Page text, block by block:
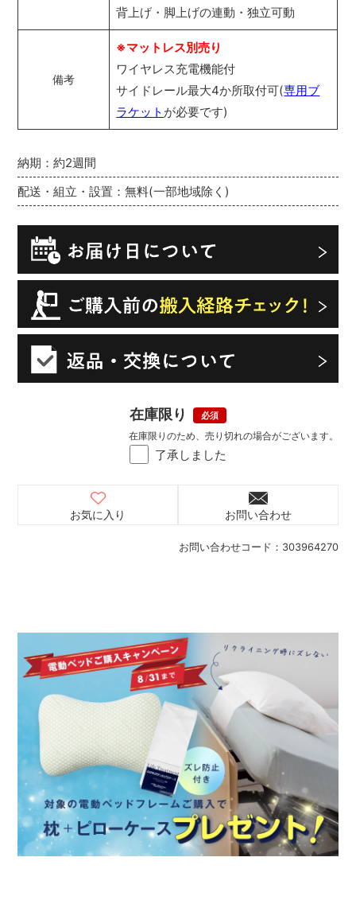
お問い合わせコード： 303964270
納期：約2週間
配送・組立・設置：無料(一部地域除く)
在庫限り
了承しました
在庫限りのため、売り切れの場合がございます。
お気に入り お問い合わせ
背上げ・脚上げの連動・独立可動
備考
※マットレス別売り
ワイヤレス充電機能付
サイドレール最大4か所取付可(専用ブ
ラケット が必要です)